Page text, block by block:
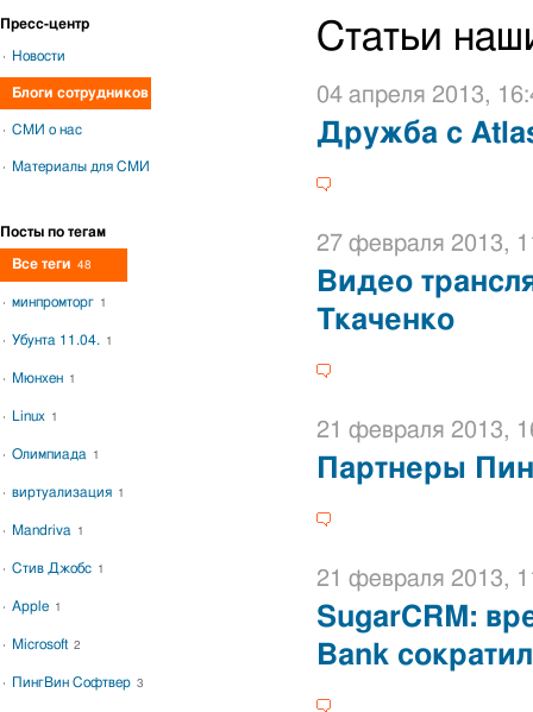
Статьи
04 апреля 2013,
Дружба с
27 февраля 2013,
Видео
Ткаченко
21 февраля 2013,
Партнеры
21 февраля 2013,
SugarCRM:
Bank
Пресс-центр
Новости
Блоги сотрудников
СМИ о нас
Материалы для СМИ
Посты по тегам
Все теги 48
минпромторг 1
Убунта 11.04. 1
Мюнхен 1
Linux 1
Олимпиада 1
виртуализация 1
Mandriva 1
Стив Джобс 1
Apple 1
Microsoft 2
ПингВин Софтвер 3